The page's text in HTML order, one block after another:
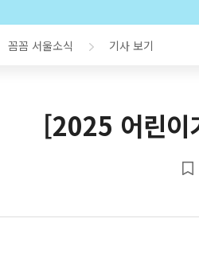
꼼꼼 서울소식 기사 보기
[2025 어린이